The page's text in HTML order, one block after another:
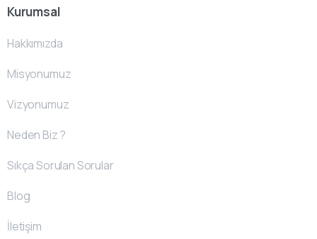
Kurumsal
Hakkımızda
Misyonumuz
Vizyonumuz
Neden Biz ?
Sıkça Sorulan Sorular
Blog
İletişim